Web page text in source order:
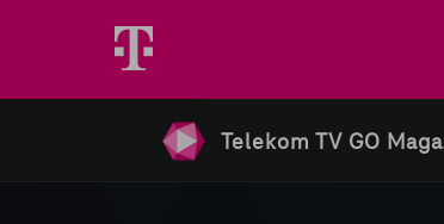
Telekom TV GO